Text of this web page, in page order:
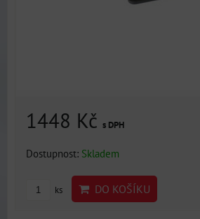
1448 Kč s DPH
Dostupnost: Skladem
ks DO KOŠÍKU